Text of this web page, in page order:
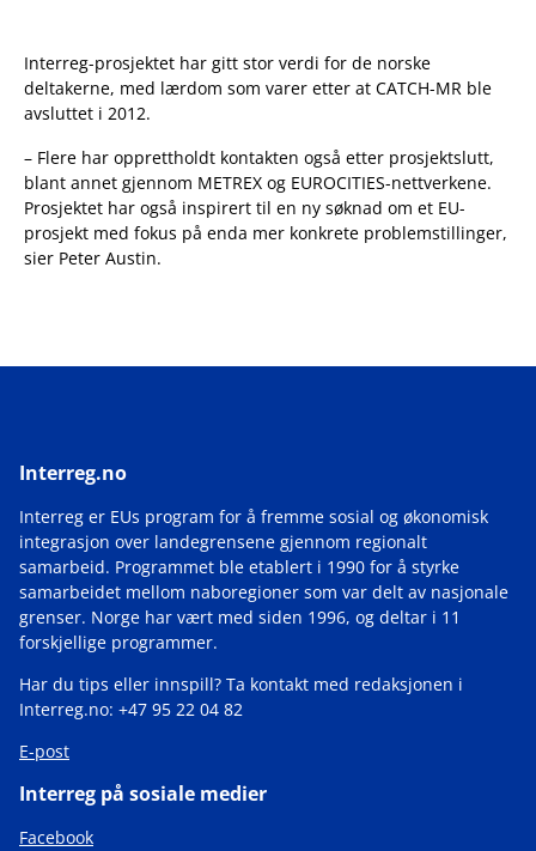
Interreg-prosjektet har gitt stor verdi for de norske
deltakerne, med lærdom som varer etter at CATCH-MR ble
avsluttet i 2012.
– Flere har opprettholdt kontakten også etter prosjektslutt,
blant annet gjennom METREX og EUROCITIES-nettverkene.
Prosjektet har også inspirert til en ny søknad om et EU-
prosjekt med fokus på enda mer konkrete problemstillinger,
sier Peter Austin.
Interreg.no
Interreg er EUs program for å fremme sosial og økonomisk
integrasjon over landegrensene gjennom regionalt
samarbeid. Programmet ble etablert i 1990 for å styrke
samarbeidet mellom naboregioner som var delt av nasjonale
grenser. Norge har vært med siden 1996, og deltar i 11
forskjellige programmer.
Har du tips eller innspill? Ta kontakt med redaksjonen i
Interreg.no: +47 95 22 04 82
E-post
Interreg på sosiale medier
Facebook